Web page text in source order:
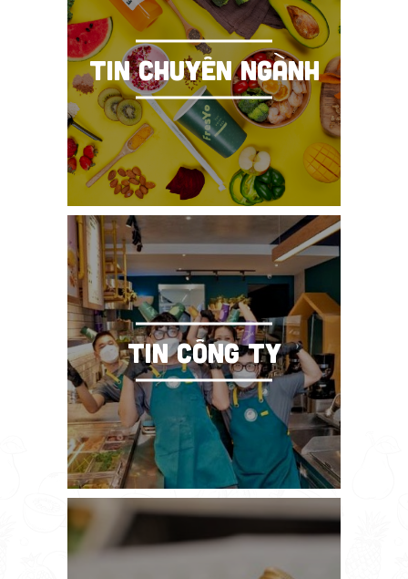
TIN CHUYÊN NGÀNH
TIN CÔNG TY